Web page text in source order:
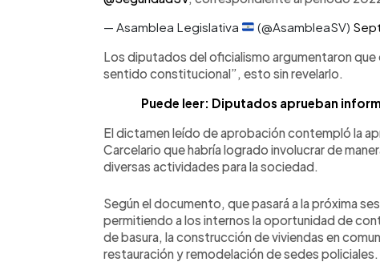
— Asamblea Legislativa
(@AsambleaSV)
Los diputados del oficialismo argumentaron
sentido constitucional”, esto sin revelarlo.
Puede leer: Diputados aprueban
El dictamen leído de aprobación contempló la
Carcelario que habría logrado involucrar de
diversas actividades para la sociedad.
Según el documento, que pasará a la próxima
permitiendo a los internos la oportunidad de
de basura, la construcción de viviendas en
restauración y remodelación de sedes policiales.